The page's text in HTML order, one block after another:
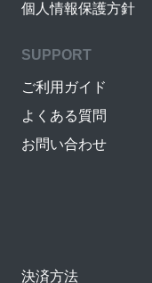
個人情報保護方針
SUPPORT
ご利用ガイド
よくある質問
お問い合わせ
決済方法